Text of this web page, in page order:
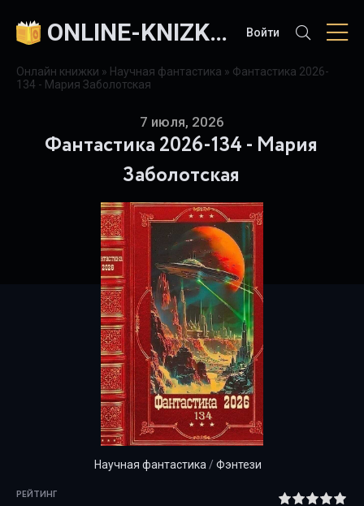
ONLINE-KNIZKI.COM Войти
Онлайн книжки » Научная фантастика » Фантастика 2026-
134 - Мария Заболотская
Фантастика 2026-134 - Мария
Заболотская
7 июля, 2026
Научная фантастика / Фэнтези
РЕЙТИНГ